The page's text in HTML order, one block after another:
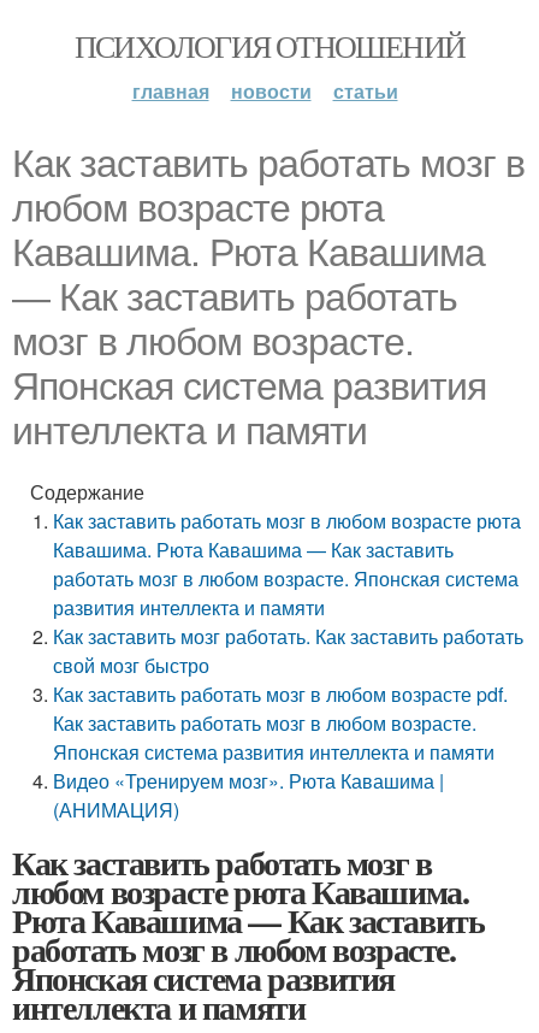
ПСИХОЛОГИЯ ОТНОШЕНИЙ
главная новости статьи
Как заставить работать мозг в
любом возрасте рюта
Кавашима. Рюта Кавашима
— Как заставить работать
мозг в любом возрасте.
Японская система развития
интеллекта и памяти
Содержание
Как заставить работать мозг в любом возрасте рюта
Кавашима. Рюта Кавашима — Как заставить
работать мозг в любом возрасте. Японская система
развития интеллекта и памяти
Как заставить мозг работать. Как заставить работать
свой мозг быстро
Как заставить работать мозг в любом возрасте pdf.
Как заставить работать мозг в любом возрасте.
Японская система развития интеллекта и памяти
Видео «Тренируем мозг». Рюта Кавашима |
(АНИМАЦИЯ)
Как заставить работать мозг в
любом возрасте рюта Кавашима.
Рюта Кавашима — Как заставить
работать мозг в любом возрасте.
Японская система развития
интеллекта и памяти